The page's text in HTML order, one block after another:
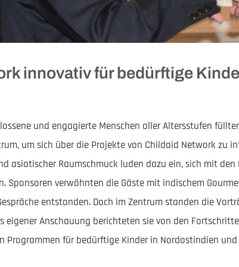
innovativ für bedürftige
und engagierte Menschen aller Altersstufen
um sich über die Projekte von Childaid Network zu
asiatischer Raumschmuck luden dazu ein, sich mit
Sponsoren verwöhnten die Gäste mit indischem
entstanden. Doch im Zentrum standen die
eigener Anschauung berichteten sie von den
Programmen für bedürftige Kinder in Nordostindien und